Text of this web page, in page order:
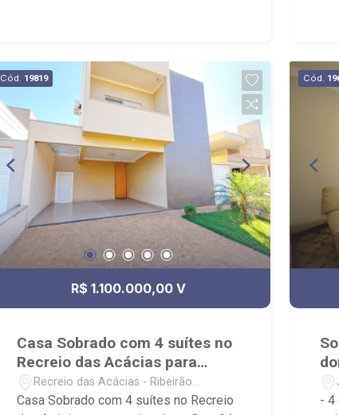
Cód. 19819
R$ 1.100.000,00 V
Casa Sobrado com 4 suítes no
Recreio das Acácias para
venda e locação
Recreio das Acácias - Ribeirão
Preto/SP
Casa Sobrado com 4 suítes no Recreio
Cód.
- 4